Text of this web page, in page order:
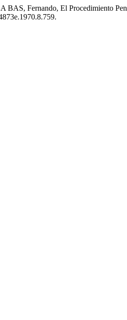
BAS, Fernando, El Procedimiento